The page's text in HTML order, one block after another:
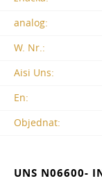
analog:
W. Nr.:
Aisi Uns:
En:
Objednat:
UNS N06600-